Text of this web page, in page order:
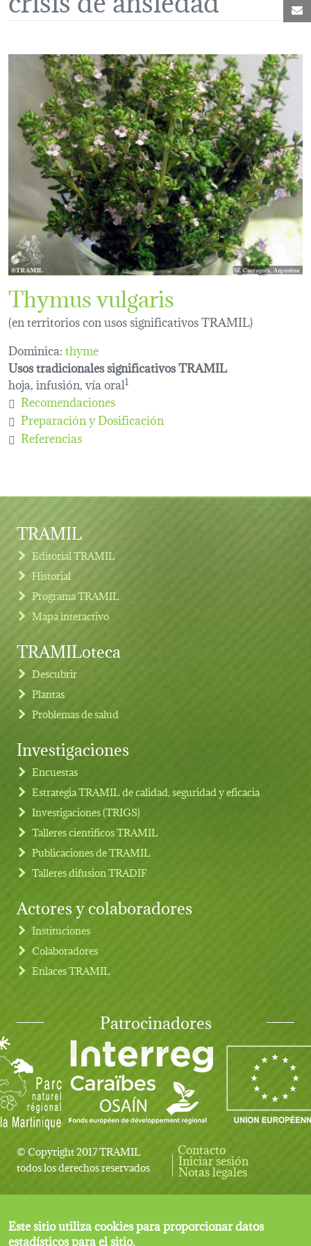
Thymus vulgaris
(en territorios con usos significativos TRAMIL)
Dominica:thyme
Usos tradicionales significativos TRAMIL
hoja, infusión, vía oral1
Recomendaciones
Preparación y Dosificación
Referencias
Footer menu
TRAMIL
Editorial TRAMIL
Historial
Programa TRAMIL
Mapa interactivo
TRAMILoteca
Descubrir
Plantas
Problemas de salud
Investigaciones
Encuestas
Estrategia TRAMIL de calidad, seguridad y eficacia
Investigaciones (TRIGS)
Talleres cientificos TRAMIL
Publicaciones de TRAMIL
Talleres difusion TRADIF
Actores y colaboradores
Instituciones
Colaboradores
Enlaces TRAMIL
Patrocinadores
© Copyright 2017 TRAMIL
todos los derechos reservados
User account menu
Contacto
Iniciar sesión
Notas legales
Este sitio utiliza cookies para proporcionar datos
estadísticos para el sitio.